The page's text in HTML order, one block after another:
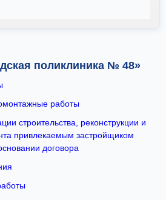
поликлиника № 48»
работы
строительства, реконструкции и
привлекаемым застройщиком
договора